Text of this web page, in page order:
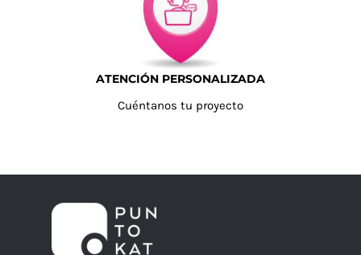
ATENCIÓN PERSONALIZADA
Cuéntanos tu proyecto